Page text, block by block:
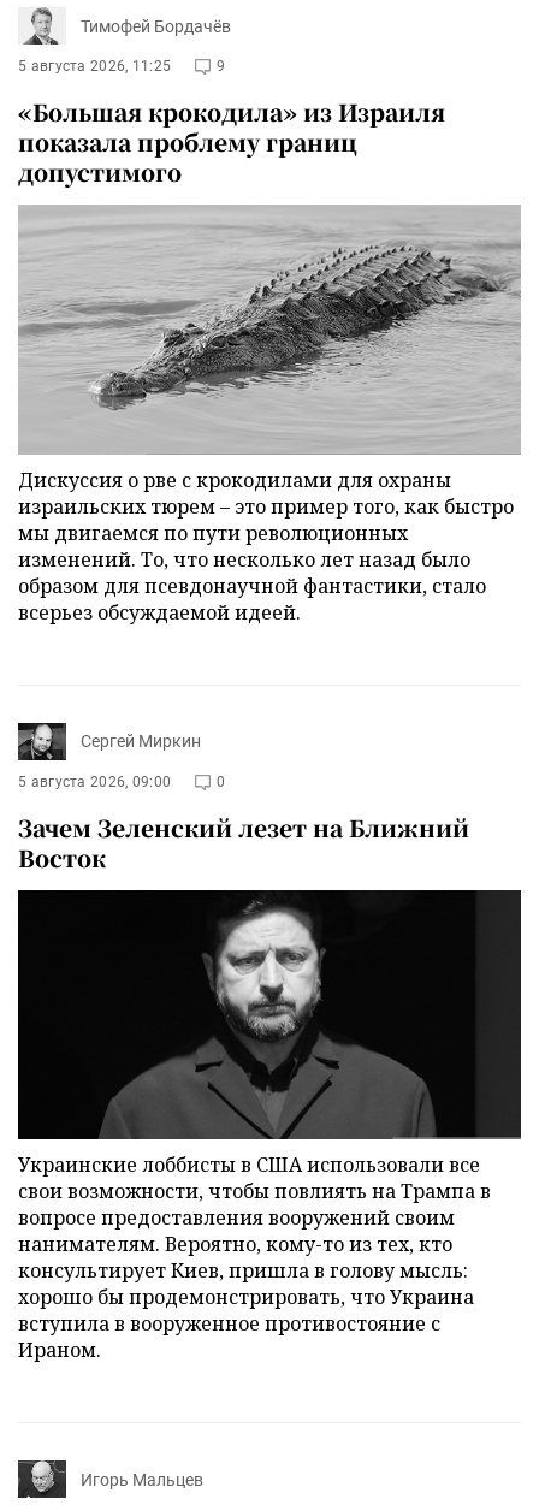
Тимофей Бордачёв
5 августа 2026, 11:25 9
«Большая крокодила» из Израиля
показала проблему границ
допустимого
Дискуссия о рве с крокодилами для охраны
израильских тюрем – это пример того, как быстро
мы двигаемся по пути революционных
изменений. То, что несколько лет назад было
образом для псевдонаучной фантастики, стало
всерьез обсуждаемой идеей.
Сергей Миркин
5 августа 2026, 09:00 0
Зачем Зеленский лезет на Ближний
Восток
Украинские лоббисты в США использовали все
свои возможности, чтобы повлиять на Трампа в
вопросе предоставления вооружений своим
нанимателям. Вероятно, кому-то из тех, кто
консультирует Киев, пришла в голову мысль:
хорошо бы продемонстрировать, что Украина
вступила в вооруженное противостояние с
Ираном.
Игорь Мальцев